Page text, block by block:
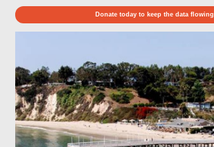
Donate today to keep the data flowing